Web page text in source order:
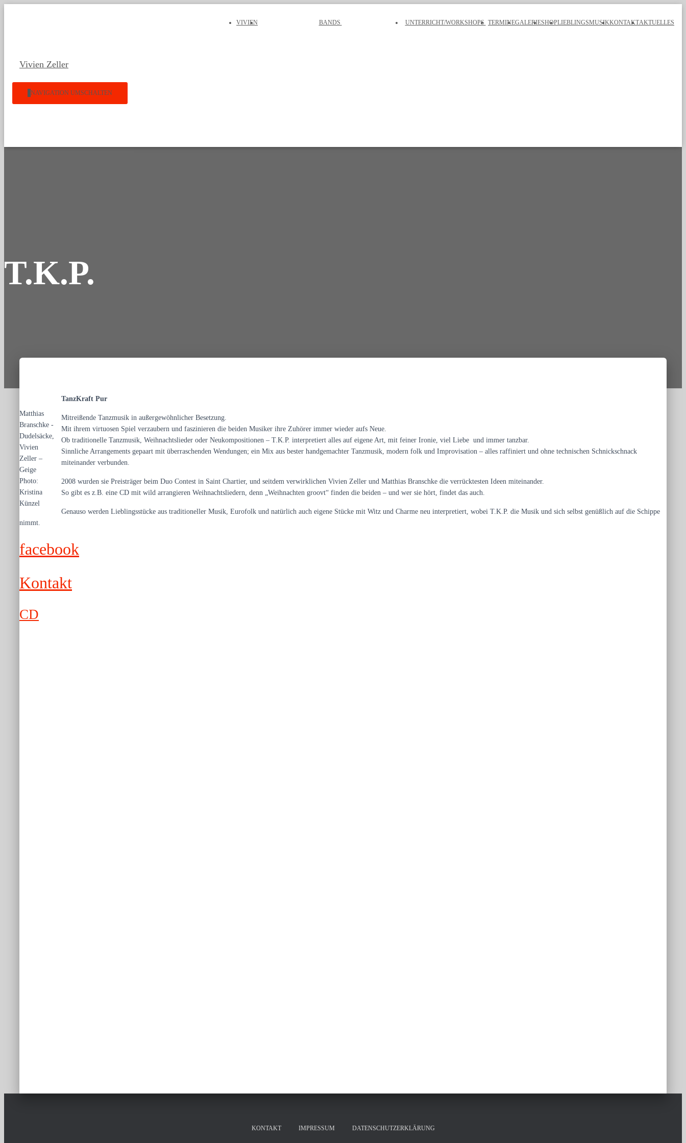
Vivien Zeller
NAVIGATION UMSCHALTEN
VIVIEN BANDS UNTERRICHT/WORKSHOPS TERMINEGALERIESHOPLIEBLINGSMUSIKKONTAKTAKTUELLES
T.K.P.
Matthias
Branschke -
Dudelsäcke,
Vivien
Zeller –
Geige
Photo:
Kristina
Künzel
TanzKraft Pur
Mitreißende Tanzmusik in außergewöhnlicher Besetzung.
Mit ihrem virtuosen Spiel verzaubern und faszinieren die beiden Musiker ihre Zuhörer immer wieder aufs Neue.
Ob traditionelle Tanzmusik, Weihnachtslieder oder Neukompositionen – T.K.P. interpretiert alles auf eigene Art, mit feiner Ironie, viel Liebe und immer tanzbar.
Sinnliche Arrangements gepaart mit überraschenden Wendungen; ein Mix aus bester handgemachter Tanzmusik, modern folk und Improvisation – alles raffiniert und ohne technischen Schnickschnack
miteinander verbunden.
2008 wurden sie Preisträger beim Duo Contest in Saint Chartier, und seitdem verwirklichen Vivien Zeller und Matthias Branschke die verrücktesten Ideen miteinander.
So gibt es z.B. eine CD mit wild arrangieren Weihnachtsliedern, denn „Weihnachten groovt“ finden die beiden – und wer sie hört, findet das auch.
Genauso werden Lieblingsstücke aus traditioneller Musik, Eurofolk und natürlich auch eigene Stücke mit Witz und Charme neu interpretiert, wobei T.K.P. die Musik und sich selbst genüßlich auf die Schippe
nimmt.
facebook
Kontakt
CD
KONTAKT IMPRESSUM DATENSCHUTZERKLÄRUNG